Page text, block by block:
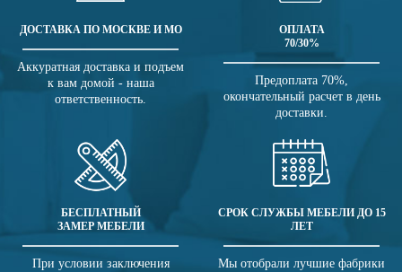
ДОСТАВКА ПО МОСКВЕ И МО
Аккуратная доставка и подъем
к вам домой - наша
ответственность.
ОПЛАТА
70/30%
Предоплата 70%,
окончательный расчет в день
доставки.
БЕСПЛАТНЫЙ
ЗАМЕР МЕБЕЛИ
При условии заключения
СРОК СЛУЖБЫ МЕБЕЛИ ДО 15
ЛЕТ
Мы отобрали лучшие фабрики